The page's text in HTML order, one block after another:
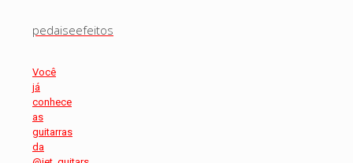
pedaiseefeitos
Você
já
conhece
as
guitarras
da